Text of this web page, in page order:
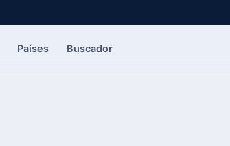
Países Buscador